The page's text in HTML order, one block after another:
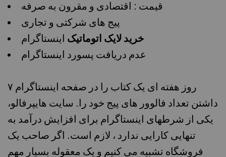
قیمت : اقتصادی و مقرون به صرفه
پیج های شرکتی و تجاری
خرید لایک اتوماتیک اینستاگرام
عدم دریافت پسورد اینستاگرام
۷ روز هفته ای یک کتاب را در صفحه اینستاگرام
داشتن تعداد فالوور های پیج خود را. سایت هایپرفالو،
یکی از شرطهای اینستاگرام برای افزایش درآمد به
تنهایی کارایی ندارد ، لازم است. اگر صاحب یک
فروشگاه تشبیه می کنیم و یک معقوله بسیار مهم